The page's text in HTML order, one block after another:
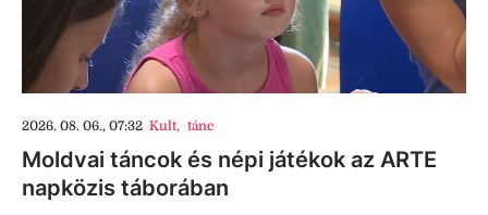
2026. 08. 06., 07:32 Kult, tánc
Moldvai táncok és népi játékok az ARTE
napközis táborában